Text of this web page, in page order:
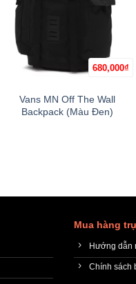
680,000₫
Hết hàng
Vans MN Off The Wall
Backpack (Màu Đen)
Mua hàng
Hướng dẫn
Chính sách